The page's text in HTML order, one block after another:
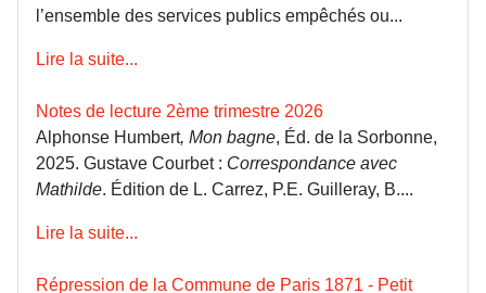
l’ensemble des services publics empêchés ou...
Lire la suite...
Notes de lecture 2ème trimestre 2026
Alphonse Humbert, Mon bagne, Éd. de la Sorbonne,
2025. Gustave Courbet : Correspondance avec
Mathilde. Édition de L. Carrez, P.E. Guilleray, B....
Lire la suite...
Répression de la Commune de Paris 1871 - Petit